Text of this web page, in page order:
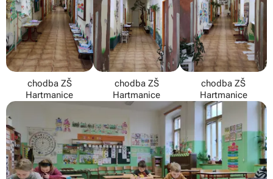
chodba ZŠ
Hartmanice
chodba ZŠ
Hartmanice
chodba ZŠ
Hartmanice